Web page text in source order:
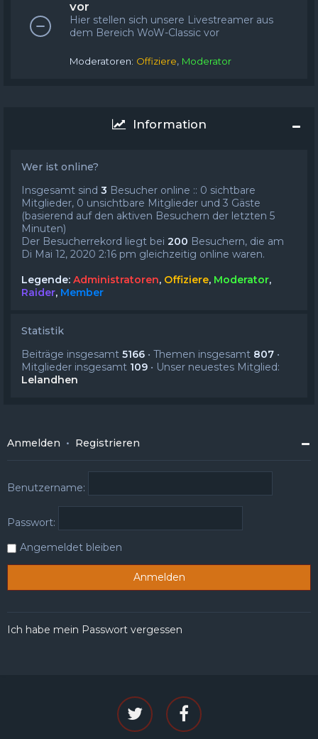
vor
Hier stellen sich unsere Livestreamer aus
dem Bereich WoW-Classic vor
Moderatoren: Offiziere, Moderator
Information
Wer ist online?
Insgesamt sind 3 Besucher online :: 0 sichtbare
Mitglieder, 0 unsichtbare Mitglieder und 3 Gäste
(basierend auf den aktiven Besuchern der letzten 5
Minuten)
Der Besucherrekord liegt bei 200 Besuchern, die am
Di Mai 12, 2020 2:16 pm gleichzeitig online waren.
Legende: Administratoren, Offiziere, Moderator,
Raider, Member
Statistik
Beiträge insgesamt 5166 • Themen insgesamt 807 •
Mitglieder insgesamt 109 • Unser neuestes Mitglied:
Lelandhen
Anmelden • Registrieren
Benutzername:
Passwort:
Angemeldet bleiben
Ich habe mein Passwort vergessen